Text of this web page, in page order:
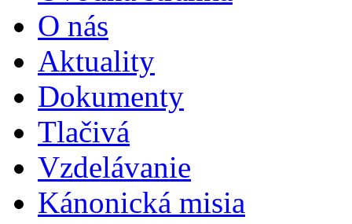
O nás
Aktuality
Dokumenty
Tlačivá
Vzdelávanie
Kánonická misia